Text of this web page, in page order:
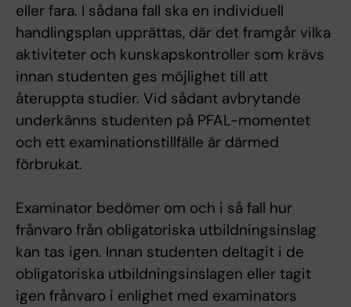
eller fara. I sådana fall ska en individuell
handlingsplan upprättas, där det framgår vilka
aktiviteter och kunskapskontroller som krävs
innan studenten ges möjlighet till att
återuppta studier. Vid sådant avbrytande
underkänns studenten på PFAL-momentet
och ett examinationstillfälle är därmed
förbrukat.
Examinator bedömer om och i så fall hur
frånvaro från obligatoriska utbildningsinslag
kan tas igen. Innan studenten deltagit i de
obligatoriska utbildningsinslagen eller tagit
igen frånvaro i enlighet med examinators